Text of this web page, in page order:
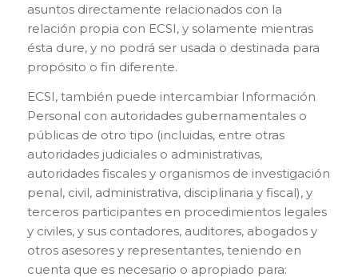
asuntos directamente relacionados con la
relación propia con ECSI, y solamente mientras
ésta dure, y no podrá ser usada o destinada para
propósito o fin diferente.
ECSI, también puede intercambiar Información
Personal con autoridades gubernamentales o
públicas de otro tipo (incluidas, entre otras
autoridades judiciales o administrativas,
autoridades fiscales y organismos de investigación
penal, civil, administrativa, disciplinaria y fiscal), y
terceros participantes en procedimientos legales
y civiles, y sus contadores, auditores, abogados y
otros asesores y representantes, teniendo en
cuenta que es necesario o apropiado para: